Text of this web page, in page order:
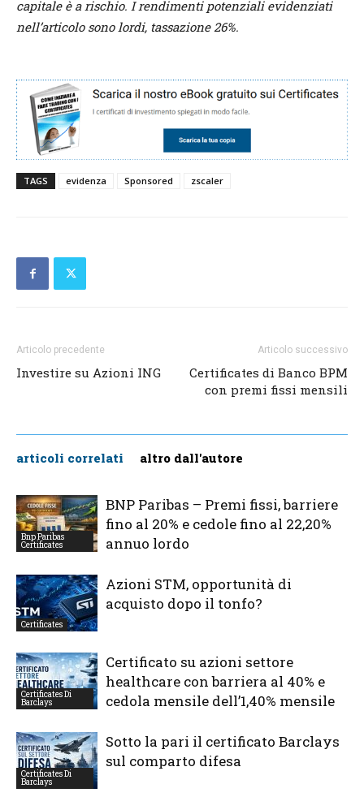
capitale è a rischio. I rendimenti potenziali evidenziati
nell’articolo sono lordi, tassazione 26%.
TAGS evidenza Sponsored zscaler
Articolo precedente
Investire su Azioni ING
Articolo successivo
Certificates di Banco BPM
con premi fissi mensili
articoli correlati altro dall'autore
Bnp Paribas
Certificates
BNP Paribas – Premi fissi, barriere
fino al 20% e cedole fino al 22,20%
annuo lordo
Certificates
Azioni STM, opportunità di
acquisto dopo il tonfo?
Certificates Di
Barclays
Certificato su azioni settore
healthcare con barriera al 40% e
cedola mensile dell’1,40% mensile
Certificates Di
Barclays
Sotto la pari il certificato Barclays
sul comparto difesa